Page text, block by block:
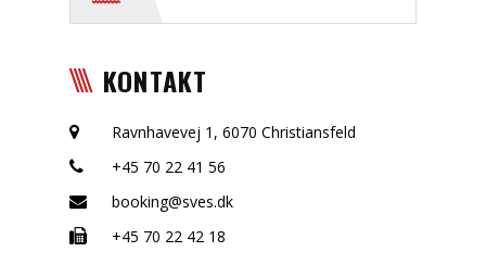
KONTAKT
Ravnhavevej 1, 6070 Christiansfeld
+45 70 22 41 56
booking@sves.dk
+45 70 22 42 18